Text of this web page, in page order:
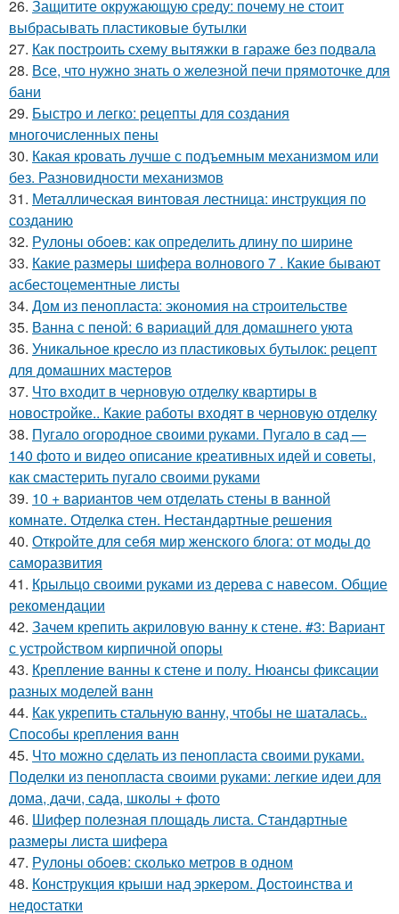
26. Защитите окружающую среду: почему не стоит
выбрасывать пластиковые бутылки
27. Как построить схему вытяжки в гараже без подвала
28. Все, что нужно знать о железной печи прямоточке для
бани
29. Быстро и легко: рецепты для создания
многочисленных пены
30. Какая кровать лучше с подъемным механизмом или
без. Разновидности механизмов
31. Металлическая винтовая лестница: инструкция по
созданию
32. Рулоны обоев: как определить длину по ширине
33. Какие размеры шифера волнового 7 . Какие бывают
асбестоцементные листы
34. Дом из пенопласта: экономия на строительстве
35. Ванна с пеной: 6 вариаций для домашнего уюта
36. Уникальное кресло из пластиковых бутылок: рецепт
для домашних мастеров
37. Что входит в черновую отделку квартиры в
новостройке.. Какие работы входят в черновую отделку
38. Пугало огородное своими руками. Пугало в сад —
140 фото и видео описание креативных идей и советы,
как смастерить пугало своими руками
39. 10 + вариантов чем отделать стены в ванной
комнате. Отделка стен. Нестандартные решения
40. Откройте для себя мир женского блога: от моды до
саморазвития
41. Крыльцо своими руками из дерева с навесом. Общие
рекомендации
42. Зачем крепить акриловую ванну к стене. #3: Вариант
с устройством кирпичной опоры
43. Крепление ванны к стене и полу. Нюансы фиксации
разных моделей ванн
44. Как укрепить стальную ванну, чтобы не шаталась..
Способы крепления ванн
45. Что можно сделать из пенопласта своими руками.
Поделки из пенопласта своими руками: легкие идеи для
дома, дачи, сада, школы + фото
46. Шифер полезная площадь листа. Стандартные
размеры листа шифера
47. Рулоны обоев: сколько метров в одном
48. Конструкция крыши над эркером. Достоинства и
недостатки